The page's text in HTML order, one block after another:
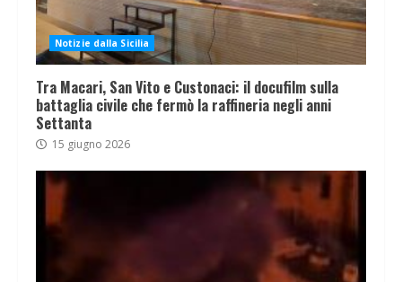
Notizie dalla Sicilia
Tra Macari, San Vito e Custonaci: il docufilm sulla
battaglia civile che fermò la raffineria negli anni
Settanta
15 giugno 2026